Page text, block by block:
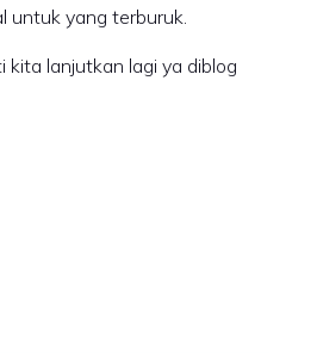
untuk yang terburuk.
kita lanjutkan lagi ya diblog